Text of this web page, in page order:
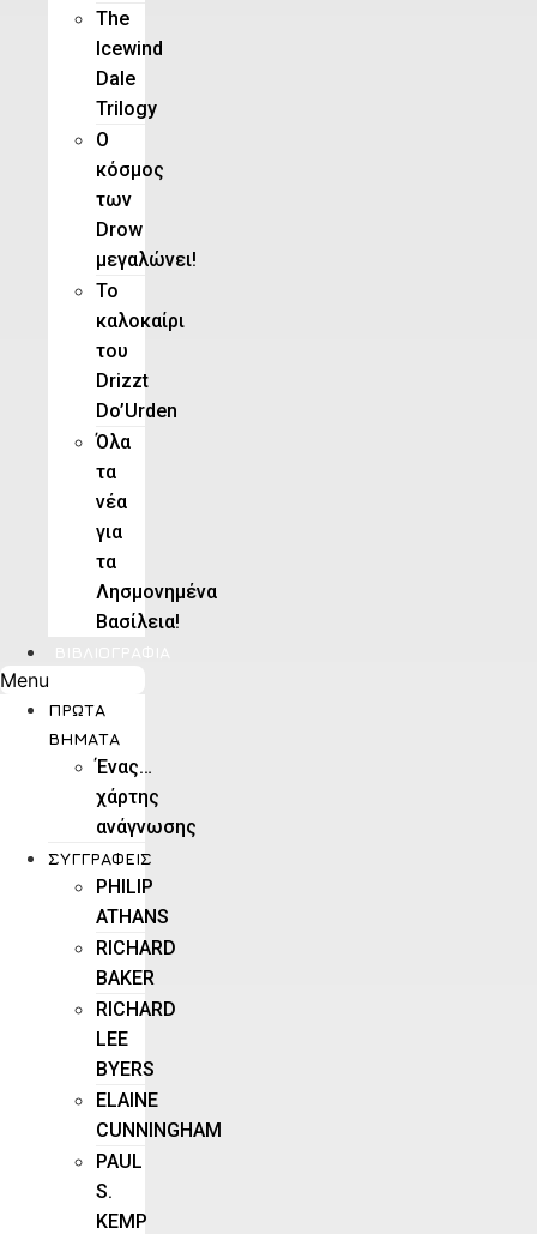
The
Icewind
Dale
Trilogy
O
κόσμος
των
Drow
μεγαλώνει!
To
καλοκαίρι
του
Drizzt
Do’Urden
Όλα
τα
νέα
για
τα
Λησμονημένα
Βασίλεια!
Menu
ΠΡΏΤΑ
ΒΉΜΑΤΑ
Ένας…
χάρτης
ανάγνωσης
ΣΥΓΓΡΑΦΕΊΣ
PHILIP
ATHANS
RICHARD
BAKER
RICHARD
LEE
BYERS
ELAINE
CUNNINGHAM
PAUL
S.
KEMP